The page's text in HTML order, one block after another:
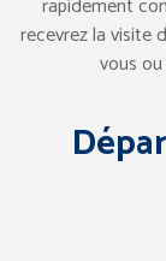
rapidement
recevrez la visite
vous